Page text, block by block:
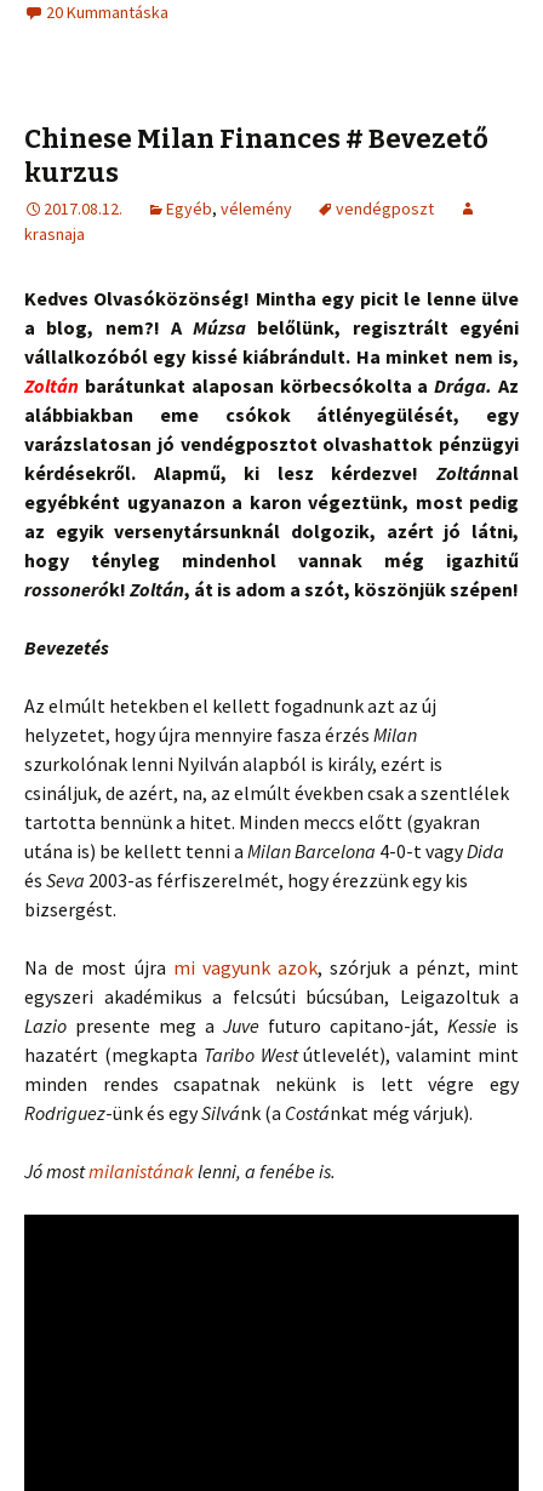
20 Kummantáska
Chinese Milan Finances # Bevezető
kurzus
2017.08.12. Egyéb, vélemény
vendégposzt
krasnaja
Kedves Olvasóközönség! Mintha egy picit le lenne ülve
a blog, nem?! AMúzsa belőlünk, regisztrált egyéni
vállalkozóból egy kissé kiábrándult. Ha minket nem is,
Zoltán barátunkat alaposan körbecsókolta a Drága.Az
alábbiakban eme csókok átlényegülését, egy
varázslatosan jó vendégposztot olvashattok pénzügyi
kérdésekről. Alapmű, ki lesz kérdezve! Zoltánnal
egyébként ugyanazon a karon végeztünk, most pedig
az egyik versenytársunknál dolgozik, azért jó látni,
hogy tényleg mindenhol vannak még igazhitű
rossonerók! Zoltán, át is adom a szót, köszönjük szépen!
Bevezetés
Az elmúlt hetekben el kellett fogadnunk azt az új
helyzetet, hogy újra mennyire fasza érzés Milan
szurkolónak lenni Nyilván alapból is király, ezért is
csináljuk, de azért, na, az elmúlt években csak a szentlélek
tartotta bennünk a hitet. Minden meccs előtt (gyakran
utána is) be kellett tenni a Milan Barcelona 4-0-t vagyDida
és Seva 2003-as férfiszerelmét, hogy érezzünk egy kis
bizsergést.
Na de most újra mi vagyunk azok, szórjuk a pénzt, mint
egyszeri akadémikus a felcsúti búcsúban, Leigazoltuk a
Lazio presente meg a Juve futuro capitano-ját, Kessie is
hazatért (megkapta Taribo Westútlevelét), valamint mint
minden rendes csapatnak nekünk is lett végre egy
Rodriguez-ünk és egySilvánk (a Costánkat még várjuk).
Jó mostmilanistánaklenni, a fenébe is.